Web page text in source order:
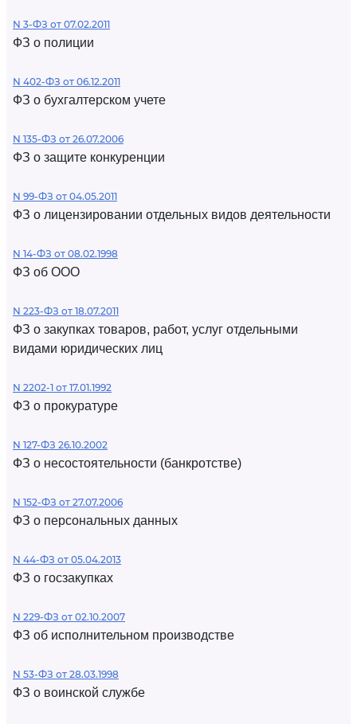
N 3-ФЗ от 07.02.2011
ФЗ о полиции
N 402-ФЗ от 06.12.2011
ФЗ о бухгалтерском учете
N 135-ФЗ от 26.07.2006
ФЗ о защите конкуренции
N 99-ФЗ от 04.05.2011
ФЗ о лицензировании отдельных видов деятельности
N 14-ФЗ от 08.02.1998
ФЗ об ООО
N 223-ФЗ от 18.07.2011
ФЗ о закупках товаров, работ, услуг отдельными
видами юридических лиц
N 2202-1 от 17.01.1992
ФЗ о прокуратуре
N 127-ФЗ 26.10.2002
ФЗ о несостоятельности (банкротстве)
N 152-ФЗ от 27.07.2006
ФЗ о персональных данных
N 44-ФЗ от 05.04.2013
ФЗ о госзакупках
N 229-ФЗ от 02.10.2007
ФЗ об исполнительном производстве
N 53-ФЗ от 28.03.1998
ФЗ о воинской службе